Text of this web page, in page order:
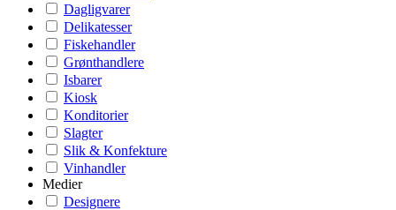
Dagligvarer
Delikatesser
Fiskehandler
Grønthandlere
Isbarer
Kiosk
Konditorier
Slagter
Slik & Konfekture
Vinhandler
Medier
Designere